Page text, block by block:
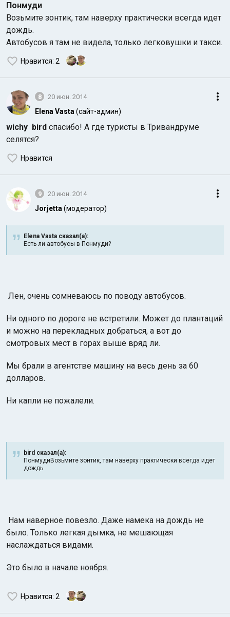
Понмуди
Возьмите зонтик, там наверху практически всегда идет
дождь.
Автобусов я там не видела, только легковушки и такси.
Нравится: 2
8 20 июн. 2014
Elena Vasta (сайт-админ)
wichy bird спасибо! А где туристы в Тривандруме
селятся?
Нравится
9 20 июн. 2014
Jorjetta (модератор)
Elena Vasta сказал(а):
Есть ли автобусы в Понмуди?
Лен, очень сомневаюсь по поводу автобусов.
Ни одного по дороге не встретили. Может до плантаций
и можно на перекладных добраться, а вот до
смотровых мест в горах выше вряд ли.
Мы брали в агентстве машину на весь день за 60
долларов.
Ни капли не пожалели.
bird сказал(а):
ПонмудиВозьмите зонтик, там наверху практически всегда идет
дождь.
Нам наверное повезло. Даже намека на дождь не
было. Только легкая дымка, не мешающая
наслаждаться видами.
Это было в начале ноября.
Нравится: 2